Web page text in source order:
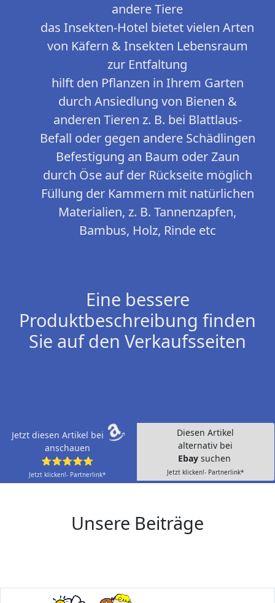
andere Tiere
das Insekten-Hotel bietet vielen Arten
von Käfern & Insekten Lebensraum
zur Entfaltung
hilft den Pflanzen in Ihrem Garten
durch Ansiedlung von Bienen &
anderen Tieren z. B. bei Blattlaus-
Befall oder gegen andere Schädlingen
Befestigung an Baum oder Zaun
durch Öse auf der Rückseite möglich
Füllung der Kammern mit natürlichen
Materialien, z. B. Tannenzapfen,
Bambus, Holz, Rinde etc
Eine bessere
Produktbeschreibung finden
Sie auf den Verkaufsseiten
Jetzt diesen Artikel bei
anschauen
⭐⭐⭐⭐⭐
Jetzt klicken!- Partnerlink*
Diesen Artikel
alternativ bei
Ebay suchen
Jetzt klicken!- Partnerlink*
Unsere Beiträge